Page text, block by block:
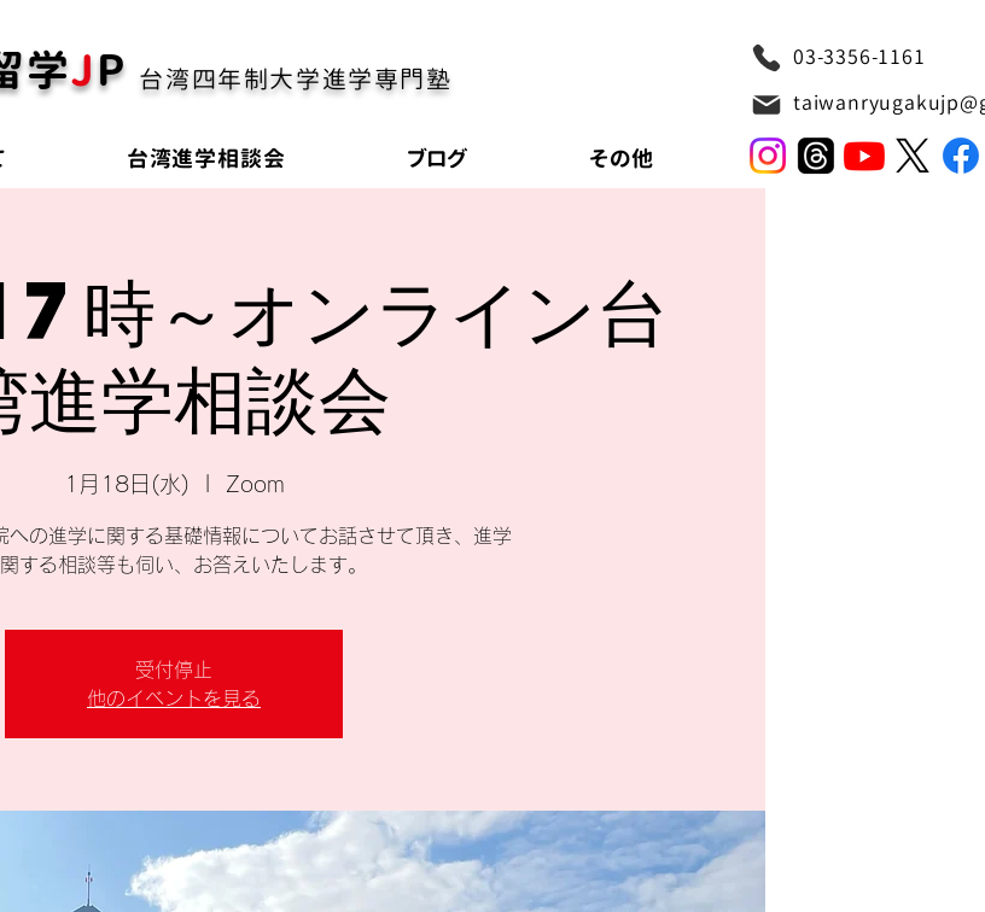
学JP 台湾四年制大学進学専門塾
台湾進学相談会 ブログ その他
03-3356-1161
時～オンライン台
進学相談会
1月18日(水) Zoom
への進学に関する基礎情報についてお話させて頂き、進学
する相談等も伺い、お答えいたします。
受付停止
他のイベントを見る